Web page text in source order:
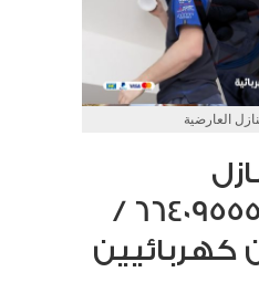
العارضية
العارضية / 66409555 /
كهربائيين